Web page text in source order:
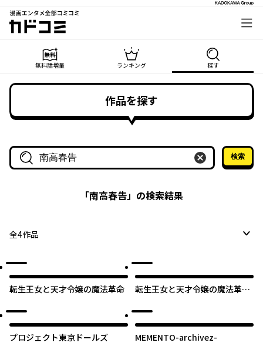
漫画エンタメ全部コミコミ
カドコミ
無料話増量 ランキング 探す
作品を探す
作品名・作家名で探す
検索
「南高春告」の検索結果
全4作品
転生王女と天才令嬢の魔法革命
転生王女と天才令嬢の魔法革命
プロジェクト東京ドールズ MEMENTO-archivez-